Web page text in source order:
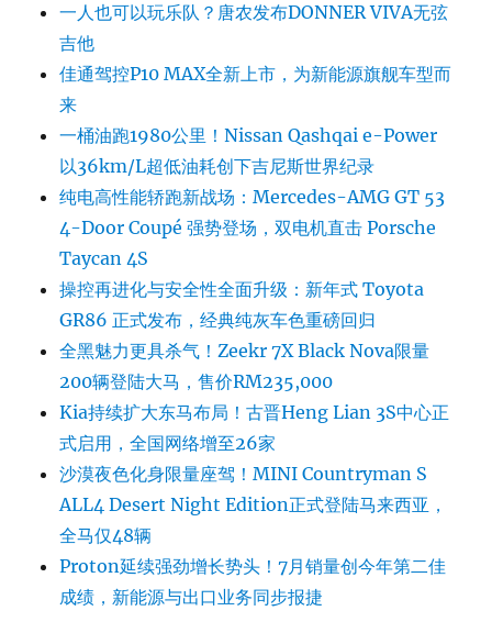
一人也可以玩乐队？唐农发布DONNER VIVA无弦
吉他
佳通驾控P10 MAX全新上市，为新能源旗舰车型而
来
一桶油跑1980公里！Nissan Qashqai e-Power
以36km/L超低油耗创下吉尼斯世界纪录
纯电高性能轿跑新战场：Mercedes-AMG GT 53
4-Door Coupé 强势登场，双电机直击 Porsche
Taycan 4S
操控再进化与安全性全面升级：新年式 Toyota
GR86 正式发布，经典纯灰车色重磅回归
全黑魅力更具杀气！Zeekr 7X Black Nova限量
200辆登陆大马，售价RM235,000
Kia持续扩大东马布局！古晋Heng Lian 3S中心正
式启用，全国网络增至26家
沙漠夜色化身限量座驾！MINI Countryman S
ALL4 Desert Night Edition正式登陆马来西亚，
全马仅48辆
Proton延续强劲增长势头！7月销量创今年第二佳
成绩，新能源与出口业务同步报捷